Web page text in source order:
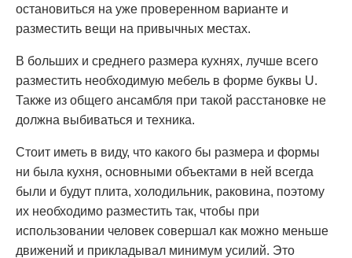
остановиться на уже проверенном варианте и
разместить вещи на привычных местах.
В больших и среднего размера кухнях, лучше всего
разместить необходимую мебель в форме буквы U.
Также из общего ансамбля при такой расстановке не
должна выбиваться и техника.
Стоит иметь в виду, что какого бы размера и формы
ни была кухня, основными объектами в ней всегда
были и будут плита, холодильник, раковина, поэтому
их необходимо разместить так, чтобы при
использовании человек совершал как можно меньше
движений и прикладывал минимум усилий. Это